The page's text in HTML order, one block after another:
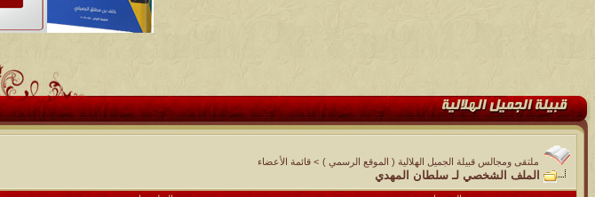
ملتقى ومجالس قبيلة الجميل الهلالية ( الموقع الرسمي ) > قائمة الأعضاء
الملف الشخصي لـ سلطان المهدي